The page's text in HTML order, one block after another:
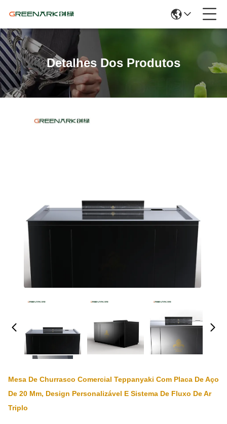
Detalhes Dos Produtos
Mesa De Churrasco Comercial Teppanyaki Com Placa De Aço
De 20 Mm, Design Personalizável E Sistema De Fluxo De Ar
Triplo